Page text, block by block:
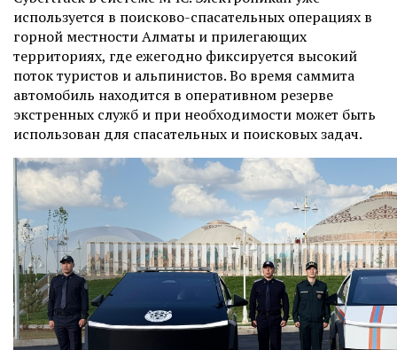
используется в поисково-спасательных операциях в
горной местности Алматы и прилегающих
территориях, где ежегодно фиксируется высокий
поток туристов и альпинистов. Во время саммита
автомобиль находится в оперативном резерве
экстренных служб и при необходимости может быть
использован для спасательных и поисковых задач.